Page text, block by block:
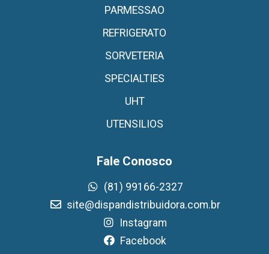
PARMESSAO
REFRIGERATO
SORVETERIA
SPECIALTIES
UHT
UTENSILIOS
Fale Conosco
(81) 99166-2327
site@dispandistribuidora.com.br
Instagram
Facebook